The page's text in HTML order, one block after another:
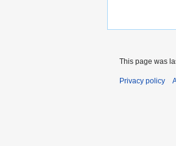
This page was
Privacy policy